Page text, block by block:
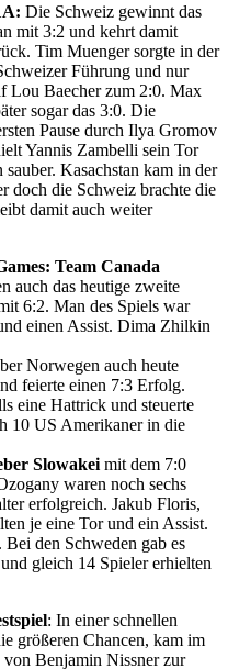
Die Schweiz gewinnt das
mit 3:2 und kehrt damit
Tim Muenger sorgte in der
Führung und nur
Lou Baecher zum 2:0. Max
sogar das 3:0. Die
Pause durch Ilya Gromov
Yannis Zambelli sein Tor
Kasachstan kam in der
doch die Schweiz brachte die
damit auch weiter
Team Canada
auch das heutige zweite
6:2. Man des Spiels war
einen Assist. Dima Zhilkin
Norwegen auch heute
feierte einen 7:3 Erfolg.
eine Hattrick und steuerte
10 US Amerikaner in die
Slowakei mit dem 7:0
waren noch sechs
erfolgreich. Jakub Floris,
je eine Tor und ein Assist.
den Schweden gab es
gleich 14 Spieler erhielten
: In einer schnellen
größeren Chancen, kam im
Benjamin Nissner zur